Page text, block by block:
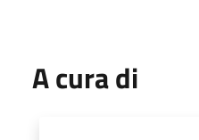
A cura di